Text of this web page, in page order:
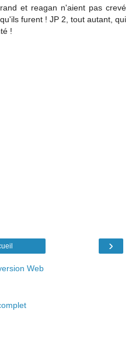
et reagan n'aient pas crevé
furent ! JP 2, tout autant, qui
!
›
Web